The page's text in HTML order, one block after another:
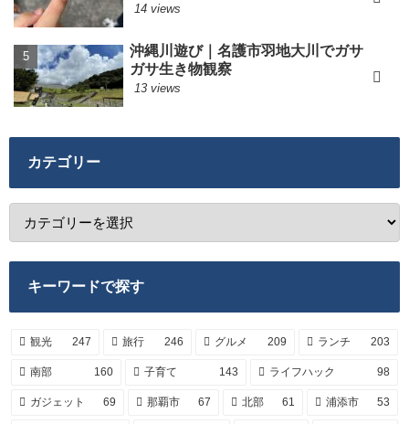
14 views
沖縄川遊び｜名護市羽地大川でガサ
ガサ生き物観察
13 views
カテゴリー
キーワードで探す
観光 247 旅行 246 グルメ 209 ランチ 203
南部 160 子育て 143 ライフハック 98
ガジェット 69 那覇市 67 北部 61 浦添市 53